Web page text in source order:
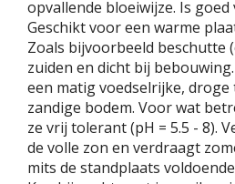
opvallende bloeiwijze. Is
Geschikt voor een warme
Zoals bijvoorbeeld beschutte
zuiden en dicht bij
een matig voedselrijke,
zandige bodem. Voor wat
ze vrij tolerant (pH = 5.5 - 8).
de volle zon en verdraagt
mits de standplaats